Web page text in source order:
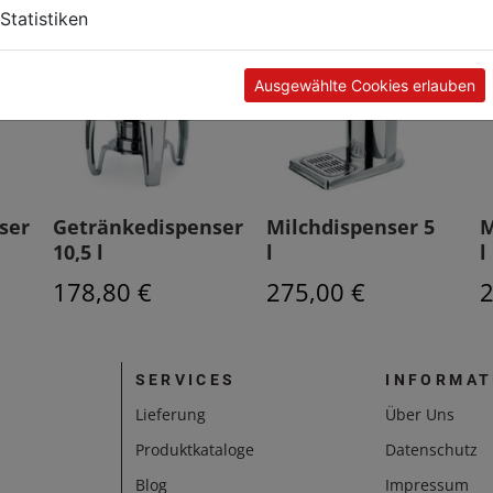
Getränkedispenser
10,5 l
178,80 €
Milchdispenser 5
l
275,00 €
l
SERVICES
Lieferung
Produktkataloge
Blog
Über Uns
Datenschutz
Impressum
Statistiken
Ausgewählte Cookies erlauben